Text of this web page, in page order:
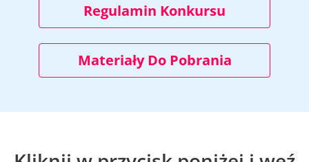
Regulamin Konkursu
Materiały Do Pobrania